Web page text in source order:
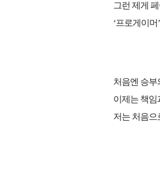
그런 제게
‘프로게이
처음엔 승부
이제는 책임
저는 처음으